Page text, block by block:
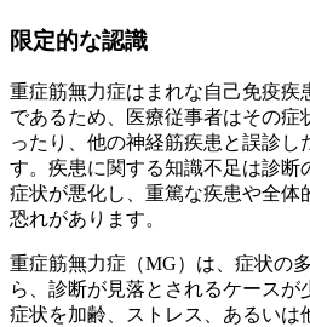
限定的な認識
重症筋無力症はまれな自己免疫疾
であるため、医療従事者はその症
ったり、他の神経筋疾患と誤診し
す。疾患に関する知識不足は診断
症状が悪化し、重篤な疾患や全体
恐れがあります。
重症筋無力症（MG）は、症状の
ら、診断が見落とされるケースが
症状を加齢、ストレス、あるいは